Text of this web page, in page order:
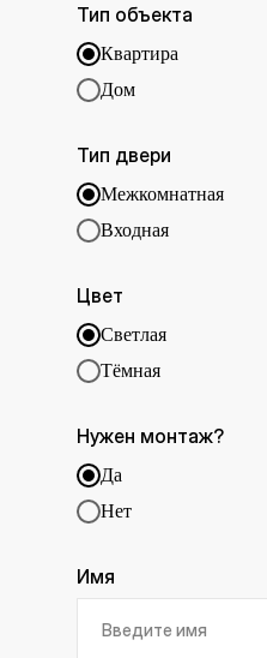
Тип объекта
Квартира
Дом
Тип двери
Межкомнатная
Входная
Цвет
Светлая
Тёмная
Нужен монтаж?
Да
Нет
Имя